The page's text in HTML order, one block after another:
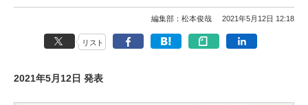
編集部：松本俊哉 2021年5月12日 12:18
リスト
2021年5月12日 発表